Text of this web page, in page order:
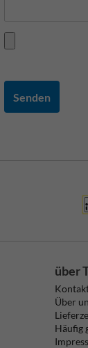
Senden
über
Über
Häufig